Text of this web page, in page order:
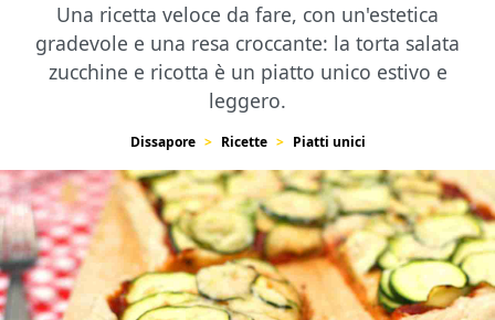
Una ricetta veloce da fare, con un'estetica
gradevole e una resa croccante: la torta salata
zucchine e ricotta è un piatto unico estivo e
leggero.
Dissapore Ricette Piatti unici